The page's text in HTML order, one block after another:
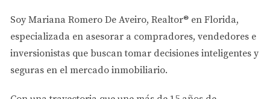
Cómo calificar para un préstamo
DSCR
Para calificar necesitas presentar información sobre la
propiedad, como contratos de arrendamiento vigentes y
Soy Mariana Romero De Aveiro, Realtor® en Florida,
especializada en asesorar a compradores, vendedores e
inversionistas que buscan tomar decisiones inteligentes y
seguras en el mercado inmobiliario.